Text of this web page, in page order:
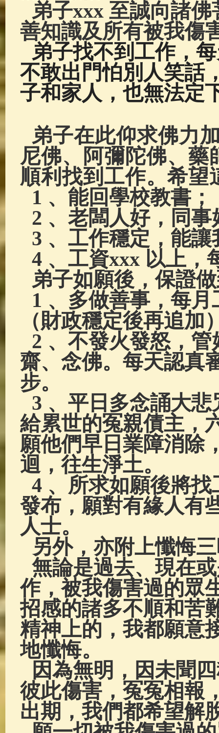
弟子xxx 至誠向諸
善知識及所有被我傷
弟子找不到工作，
不敢出門怕別人笑話
子和家人，也無法定
弟子在此仰求佛力
尼佛、阿彌陀佛、藥
順利找到工作。希望
1 、能回學校教書；
2 、老闆人好，同事
3 、工作穩定，能
4 、工資xxx 以上，
弟子如願後，保證
1 、 多做善事，每月
（財政穩定後再追加
2 、 不發火發怒，
齋、念佛。每天認真
步。
3 、 平日多念誦大
給累世的冤親債主，
願他們早日業障消除
迴，往生淨土。
4 、 所求如願後將
發布，願對有緣人有
人士。
另外，亦附上懺悔
無論是過去、現在
作，被我傷害過的眾
招感的諸多不順和苦
精神上的，我都願意
地懺悔。
因為無明，因未聞
彼此傷害，冤冤相報
出期，我們都希望解